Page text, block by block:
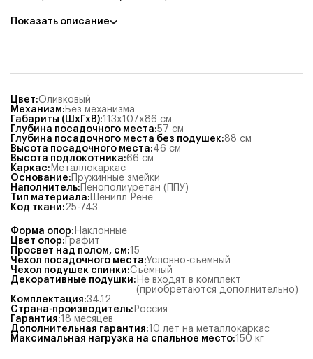
Показать описание
Цвет:Оливковый
Механизм: Без механизма
Габариты (ШхГхВ):113x107x86 см
Глубина посадочного места:57 см
Глубина посадочного места без подушек:88 см
Высота посадочного места:46 см
Высота подлокотника:66 см
Каркас: Металлокаркас
Основание: Пружинные змейки
Наполнитель: Пенополиуретан (ППУ)
Тип материала: Шенилл Рене
Код ткани:25-743
Форма опор: Наклонные
Цвет опор: Графит
Просвет над полом, см:15
Чехол посадочного места:Условно-съёмный
Чехол подушек спинки:Съёмный
Декоративные подушки: Не входят в комплект
(приобретаются дополнительно)
Комплектация:34.12
Страна-производитель: Россия
Гарантия:18 месяцев
Дополнительная гарантия:10 лет на металлокаркас
Максимальная нагрузка на спальное место:150 кг